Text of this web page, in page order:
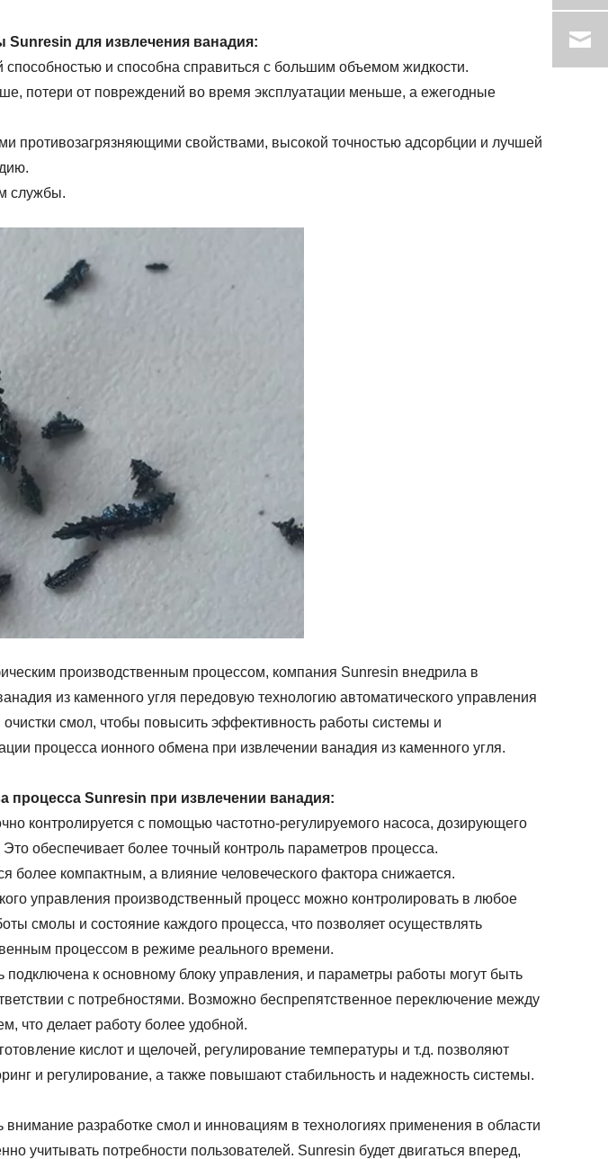
для извлечения ванадия:
и способна справиться с большим объемом жидкости.
потери от повреждений во время эксплуатации меньше, а ежегодные
противозагрязняющими свойствами, высокой точностью адсорбции и лучшей
службы.
производственным процессом, компания Sunresin внедрила в
из каменного угля передовую технологию автоматического управления
смол, чтобы повысить эффективность работы системы и
процесса ионного обмена при извлечении ванадия из каменного угля.
процесса Sunresin при извлечении ванадия:
контролируется с помощью частотно-регулируемого насоса, дозирующего
обеспечивает более точный контроль параметров процесса.
более компактным, а влияние человеческого фактора снижается.
управления производственный процесс можно контролировать в любое
смолы и состояние каждого процесса, что позволяет осуществлять
процессом в режиме реального времени.
к основному блоку управления, и параметры работы могут быть
с потребностями. Возможно беспрепятственное переключение между
что делает работу более удобной.
кислот и щелочей, регулирование температуры и т.д. позволяют
и регулирование, а также повышают стабильность и надежность системы.
разработке смол и инновациям в технологиях применения в области
учитывать потребности пользователей. Sunresin будет двигаться вперед,